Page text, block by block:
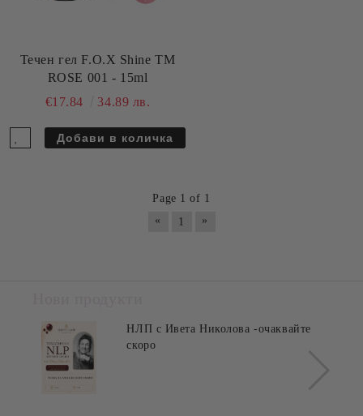
Течен гел F.O.X Shine TM
ROSE 001 - 15ml
€17.84
34.89 лв.
Page 1 of 1
«
1 »
НЛП с Ивета Николова -очаквайте
скоро